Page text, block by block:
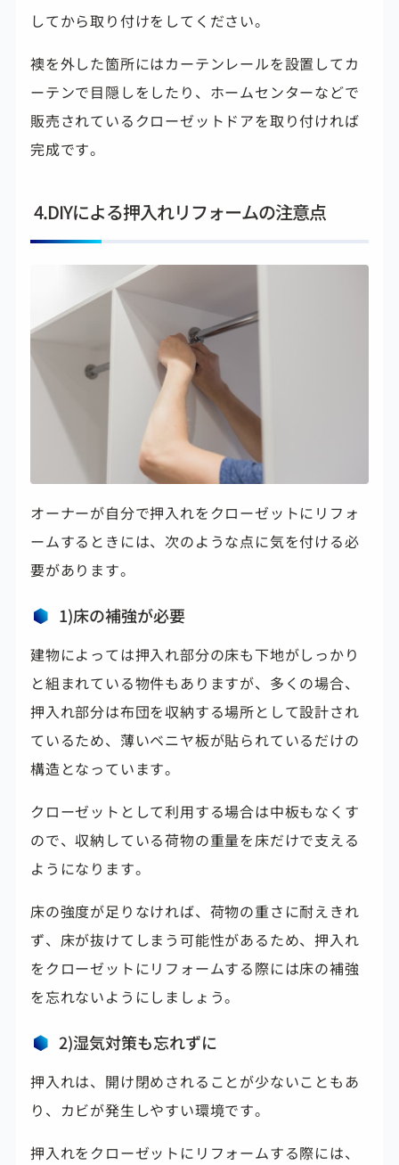
してから取り付けをしてください。
襖を外した箇所にはカーテンレールを設置してカ
ーテンで目隠しをしたり、ホームセンターなどで
販売されているクローゼットドアを取り付ければ
完成です。
4.DIYによる押入れリフォームの注意点
オーナーが自分で押入れをクローゼットにリフォ
ームするときには、次のような点に気を付ける必
要があります。
1)床の補強が必要
建物によっては押入れ部分の床も下地がしっかり
と組まれている物件もありますが、多くの場合、
押入れ部分は布団を収納する場所として設計され
ているため、 薄いベニヤ板が貼られているだけの
構造となっています。
クローゼットとして利用する場合は中板もなくす
ので、収納している荷物の重量を床だけで支える
ようになります。
床の強度が足りなければ、荷物の重さに耐えきれ
ず、床が抜けてしまう可能性があるため、押入れ
をクローゼットにリフォームする際には床の補強
を忘れないようにしましょう。
2)湿気対策も忘れずに
押入れは、開け閉めされることが少ないこともあ
り、 カビが発生しやすい環境です。
押入れをクローゼットにリフォームする際には、